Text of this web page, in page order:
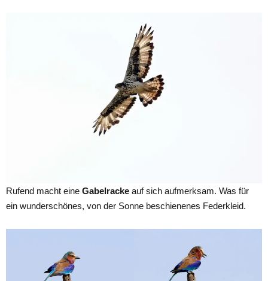
Rufend macht eine Gabelracke auf sich aufmerksam. Was für
ein wunderschönes, von der Sonne beschienenes Federkleid.